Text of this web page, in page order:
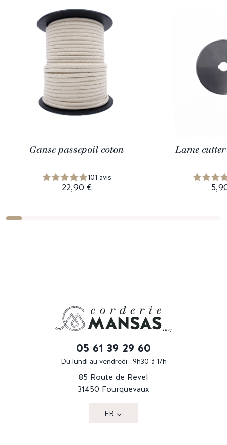
Ganse passepoil coton
101 avis
22,90 €
Lame
05 61 39 29 60
Du lundi au vendredi : 9h30 à 17h
85 Route de Revel
31450 Fourquevaux
FR